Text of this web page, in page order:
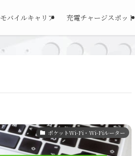
モバイルキャリア 充電チャージスポット
ポケットWi-Fi・Wi-Fiルーター